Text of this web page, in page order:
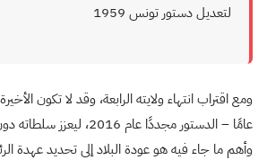
لتعديل دستور تونس 1959
ومع اقتراب انتهاء ولايته الرابعة، وقد لا تكون
عامًا – الدستور مجددًا عام
وأهم ما جاء فيه هو عودة البلاد إلى تحديد عهدة